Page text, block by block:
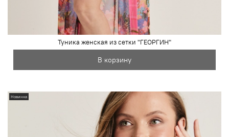
Туника женская из сетки "ГЕОРГИН"
В корзину
Новинка